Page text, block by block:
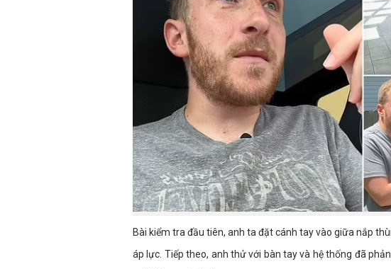
Bài kiểm tra đầu tiên, anh ta đặt cánh tay vào giữa nắp
áp lực. Tiếp theo, anh thử với bàn tay và hệ thống đã